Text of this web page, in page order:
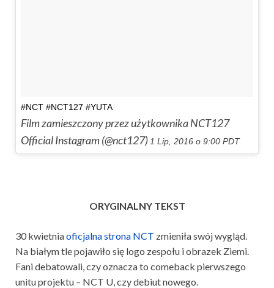
#NCT #NCT127 #YUTA
Film zamieszczony przez użytkownika NCT127
Official Instagram (@nct127) 1 Lip, 2016 o 9:00 PDT
ORYGINALNY TEKST
30 kwietniaoficjalna strona NCT zmieniła swój wygląd.
Na białym tle pojawiło się logo zespołu i obrazek Ziemi.
Fani debatowali, czy oznacza to comeback pierwszego
unitu projektu – NCT U, czy debiut nowego.